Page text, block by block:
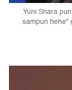
Yuni Shara
sampun hehe"